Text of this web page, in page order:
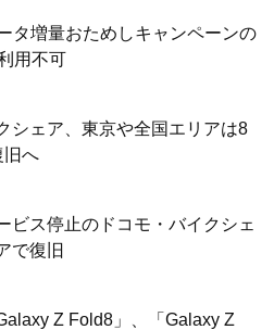
タ増量おためしキャンペーンの
用不可
シェア、東京や全国エリアは8
旧へ
ビス停止のドコモ・バイクシェ
で復旧
Z Fold8」、「Galaxy Z